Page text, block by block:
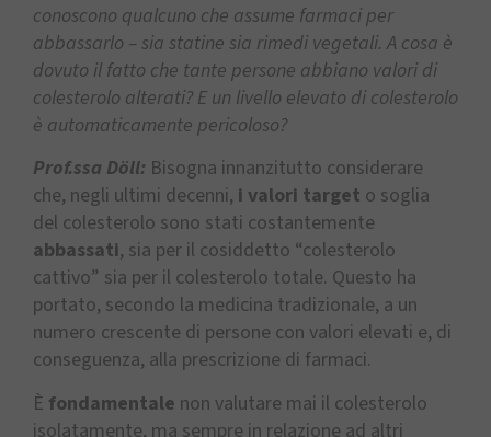
conoscono qualcuno che assume farmaci per
abbassarlo – sia statine sia rimedi vegetali. A cosa è
dovuto il fatto che tante persone abbiano valori di
colesterolo alterati? E un livello elevato di colesterolo
è automaticamente pericoloso?
Prof.ssa Döll: Bisogna innanzitutto considerare
che, negli ultimi decenni, i valori target o soglia
del colesterolo sono stati costantemente
abbassati, sia per il cosiddetto “colesterolo
cattivo” sia per il colesterolo totale. Questo ha
portato, secondo la medicina tradizionale, a un
numero crescente di persone con valori elevati e, di
conseguenza, alla prescrizione di farmaci.
È fondamentale non valutare mai il colesterolo
isolatamente, ma sempre in relazione ad altri